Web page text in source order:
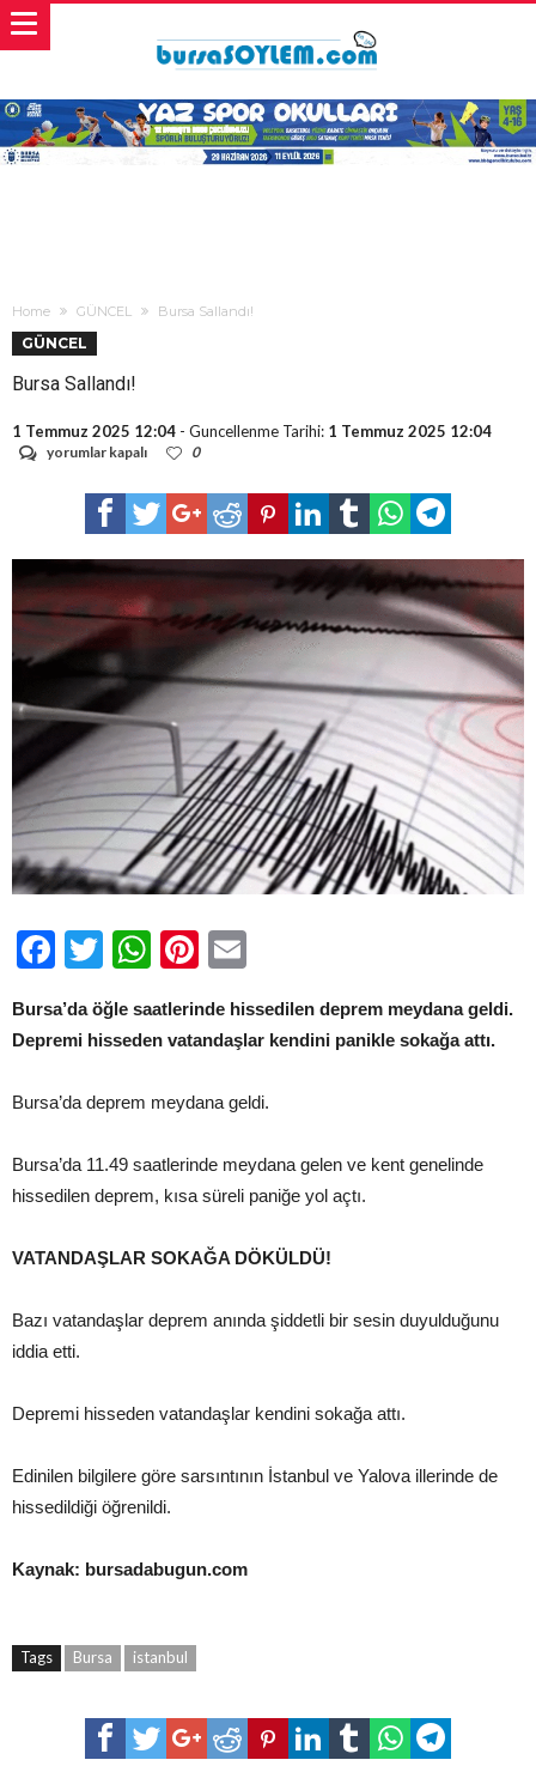
Home GÜNCEL Bursa Sallandı!
GÜNCEL
Bursa Sallandı!
1 Temmuz 2025 12:04 - Guncellenme Tarihi: 1 Temmuz 2025 12:04
Bursa
yorumlar kapalı 0
Facebook
TwitterWhatsApp
Pinterest
Bursa’da öğle saatlerinde hissedilen deprem meydana geldi.
Depremi hisseden vatandaşlar kendini panikle sokağa attı.
Bursa’da deprem meydana geldi.
Bursa’da 11.49 saatlerinde meydana gelen ve kent genelinde
hissedilen deprem, kısa süreli paniğe yol açtı.
VATANDAŞLAR SOKAĞA DÖKÜLDÜ!
Bazı vatandaşlar deprem anında şiddetli bir sesin duyulduğunu
iddia etti.
Depremi hisseden vatandaşlar kendini sokağa attı.
Edinilen bilgilere göre sarsıntının İstanbul ve Yalova illerinde de
hissedildiği öğrenildi.
Kaynak: bursadabugun.com
Tags Bursa istanbul